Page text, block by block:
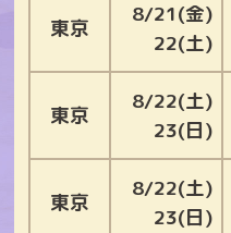
東京
8/21(金)
22(土)
東京
8/22(土)
23(日)
東京
8/22(土)
23(日)